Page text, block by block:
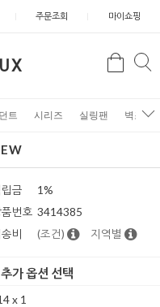
주문조회 마이쇼핑
검
트 시리즈 실링팬 벽조명
금
1%
번호 3414385
비
(조건) 지역별
가 옵션 선택
x 1